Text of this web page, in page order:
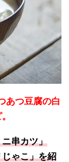
あつ豆腐の白
串カツ」
ゃこ」を紹